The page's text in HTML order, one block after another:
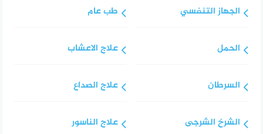
الجهاز التنفسي
الحمل
السرطان
الشرخ الشرجى
طب عام
علاج الاعشاب
علاج الصداع
علاج الناسور